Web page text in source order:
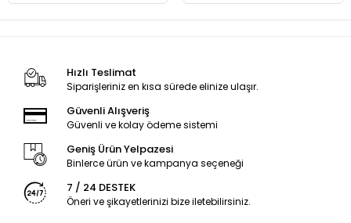
Hızlı Teslimat
Siparişleriniz en kısa sürede elinize ulaşır.
Güvenli Alışveriş
Güvenli ve kolay ödeme sistemi
Geniş Ürün Yelpazesi
Binlerce ürün ve kampanya seçeneği
7 / 24 DESTEK
Öneri ve şikayetlerinizi bize iletebilirsiniz.